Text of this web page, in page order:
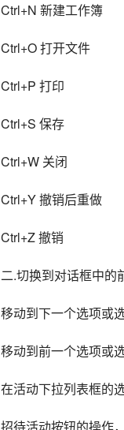
Ctrl+N 新建工作簿
Ctrl+O 打开文件
Ctrl+P 打印
Ctrl+S 保存
Ctrl+W 关闭
Ctrl+Y 撤销后重做
Ctrl+Z 撤销
二.切换到对话框中的
移动到下一个选项或
移动到前一个选项或
在活动下拉列表框的